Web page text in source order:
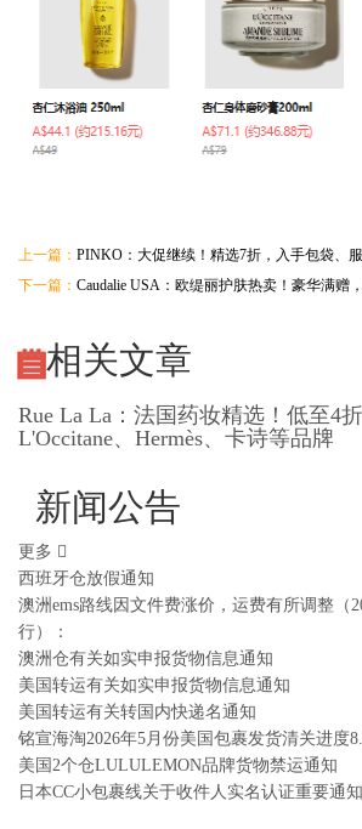
上一篇： PINKO：大促继续！精选7折，入手包袋、
下一篇： Caudalie USA：欧缇丽护肤热卖！豪华满赠
相关文章
Rue La La：法国药妆精选！低至4
L'Occitane、Hermès、卡诗等品牌
新闻公告
更多
西班牙仓放假通知
澳洲ems路线因文件费涨价，运费有所调整（
行）：
澳洲仓有关如实申报货物信息通知
美国转运有关如实申报货物信息通知
美国转运有关转国内快递名通知
铭宣海淘2026年5月份美国包裹发货清关进度
美国2个仓LULULEMON品牌货物禁运通知
日本CC小包裹线关于收件人实名认证重要通知